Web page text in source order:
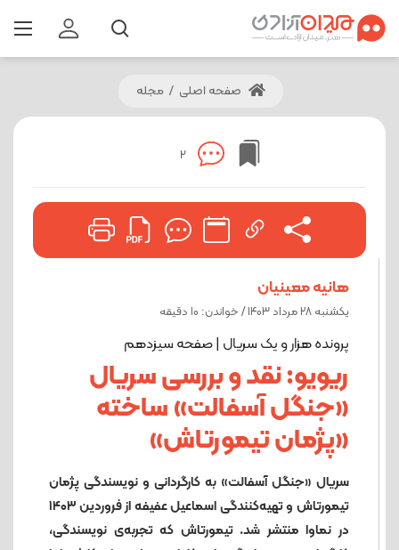
صفحه اصلی / مجله
2
هانیه معینیان
یکشنبه 28 مرداد 1403 / خواندن: 10 دقیقه
پرونده هزار و یک سریال | صفحه سیزدهم
ریویو: نقد و بررسی سریال
«جنگل آسفالت» ساخته
«پژمان تیمورتاش»
سریال «جنگل آسفالت» به کارگردانی و نویسندگی پژمان
تیمورتاش و تهیه‌کنندگی اسماعیل عفیفه از فروردین ۱۴۰۳
در نماوا منتشر شد. تیمورتاش که تجربه‌ی نویسندگی،